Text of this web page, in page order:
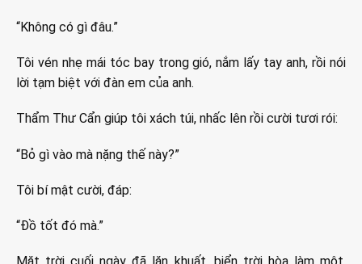
“Không có gì đâu.”
Tôi vén nhẹ mái tóc bay trong gió, nắm lấy tay anh, rồi nói
lời tạm biệt với đàn em của anh.
Thẩm Thư Cẩn giúp tôi xách túi, nhấc lên rồi cười tươi rói:
“Bỏ gì vào mà nặng thế này?”
Tôi bí mật cười, đáp:
“Đồ tốt đó mà.”